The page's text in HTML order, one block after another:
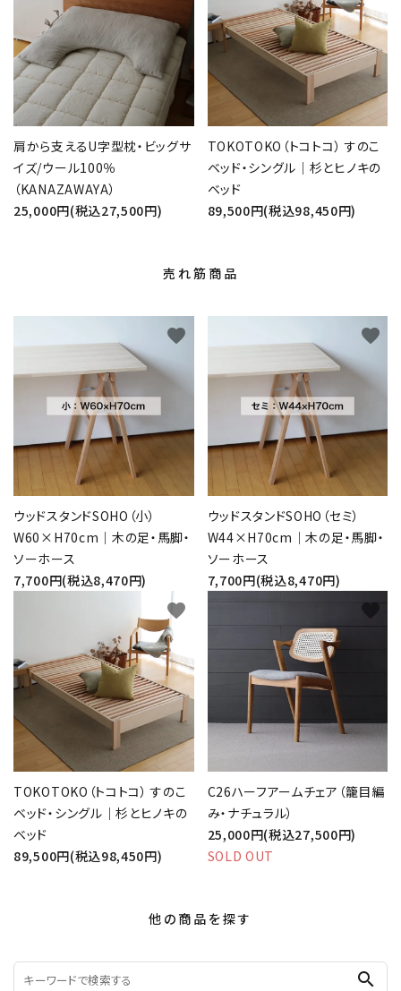
肩から支えるU字型枕・ビッグサ
イズ/ウール100％
（KANAZAWAYA）
25,000円(税込27,500円)
TOKOTOKO（トコトコ） すのこ
ベッド・シングル｜杉とヒノキの
ベッド
89,500円(税込98,450円)
売れ筋商品
ウッドスタンドSOHO（小）
W60×H70cm｜木の足・馬脚・
ソーホース
7,700円(税込8,470円)
favorite
ウッドスタンドSOHO（セミ）
W44×H70cm｜木の足・馬脚・
ソーホース
7,700円(税込8,470円)
favorite
TOKOTOKO（トコトコ） すのこ
ベッド・シングル｜杉とヒノキの
ベッド
89,500円(税込98,450円)
favorite
C26ハーフアームチェア（籠目編
み・ナチュラル）
25,000円(税込27,500円)
SOLD OUT
favorite
他の商品を探す
search